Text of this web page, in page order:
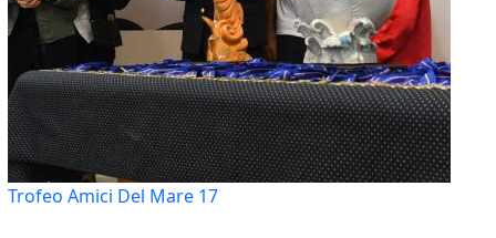
Trofeo Amici Del Mare 17